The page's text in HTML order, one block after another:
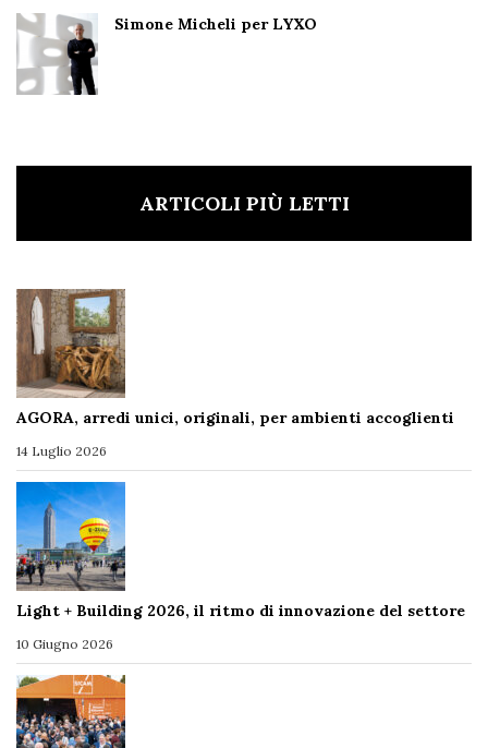
Simone Micheli per LYXO
ARTICOLI PIÙ LETTI
AGORA, arredi unici, originali, per ambienti accoglienti
14 Luglio 2026
Light + Building 2026, il ritmo di innovazione del settore
10 Giugno 2026